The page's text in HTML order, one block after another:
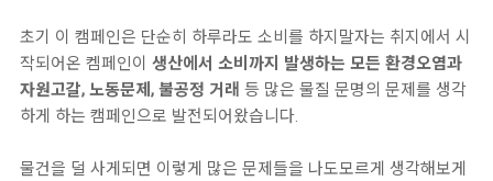
초기 이 캠페인은 단순히 하루라도 소비를 하지말자는 취지에서 시
작되어온 켐페인이 생산에서 소비까지 발생하는 모든 환경오염과
자원고갈, 노동문제, 불공정 거래 등 많은 물질 문명의 문제를 생각
하게 하는 캠페인으로 발전되어왔습니다.
물건을 덜 사게되면 이렇게 많은 문제들을 나도모르게 생각해보게